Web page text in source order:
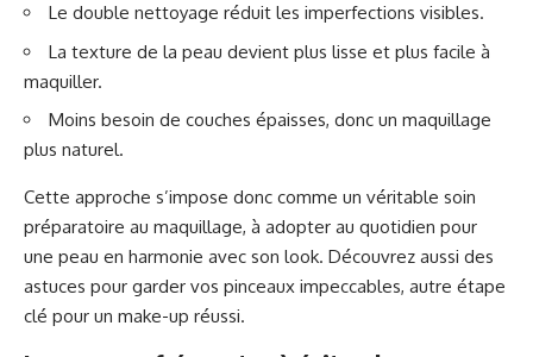
Le double nettoyage réduit les imperfections visibles.
La texture de la peau devient plus lisse et plus facile à
maquiller.
Moins besoin de couches épaisses, donc un maquillage
plus naturel.
Cette approche s’impose donc comme un véritable soin
préparatoire au maquillage, à adopter au quotidien pour
une peau en harmonie avec son look. Découvrez aussi des
astuces pour garder vos pinceaux impeccables, autre étape
clé pour un make-up réussi.